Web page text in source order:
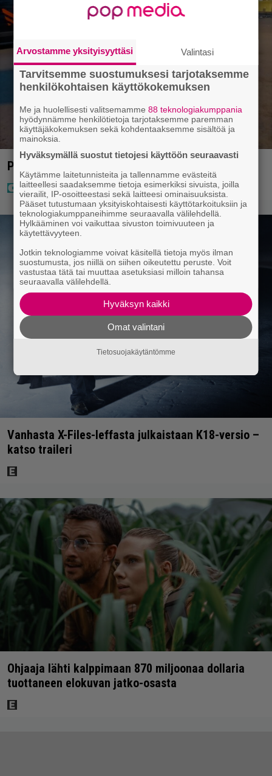
Poliisi teki surullisen löydön Lohjalla
Vanhasta X-Files-leffasta julkaistaan K18-versio –
katso traileri
Ohjaaja lähti kalppimaan 870 miljoonaa dollaria
tuottaneen elokuvan jatko-osasta
Arvostamme yksityisyyttäsi Valintasi
Tarvitsemme suostumuksesi tarjotaksemme
henkilökohtaisen käyttökokemuksen
Me ja huolellisesti valitsemamme88 teknologiakumppania
hyödynnämme henkilötietoja tarjotaksemme paremman
käyttäjäkokemuksen sekä kohdentaaksemme sisältöä ja
mainoksia.
Hyväksymällä suostut tietojesi käyttöön seuraavasti
Käytämme laitetunnisteita ja tallennamme evästeitä
laitteellesi saadaksemme tietoja esimerkiksi sivuista, joilla
vierailit, IP-osoitteestasi sekä laitteesi ominaisuuksista.
Pääset tutustumaan yksityiskohtaisesti käyttötarkoituksiin ja
teknologiakumppaneihimme seuraavalla välilehdellä.
Hylkääminen voi vaikuttaa sivuston toimivuuteen ja
käytettävyyteen.
Jotkin teknologiamme voivat käsitellä tietoja myös ilman
suostumusta, jos niillä on siihen oikeutettu peruste. Voit
vastustaa tätä tai muuttaa asetuksiasi milloin tahansa
seuraavalla välilehdellä.
Hyväksyn kaikki
Omat valintani
Tietosuojakäytäntömme